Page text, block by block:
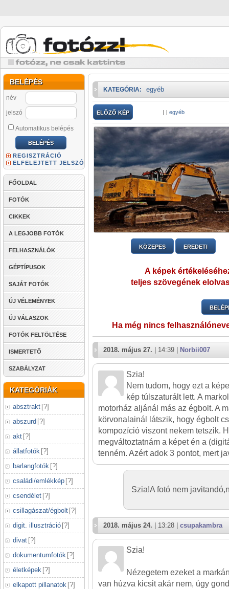
BELÉPÉS
név
jelszó
Automatikus belépés
REGISZTRÁCIÓ
ELFELEJTETT JELSZÓ
FŐOLDAL
FOTÓK
CIKKEK
A LEGJOBB FOTÓK
FELHASZNÁLÓK
GÉPTÍPUSOK
SAJÁT FOTÓK
ÚJ VÉLEMÉNYEK
ÚJ VÁLASZOK
FOTÓK FELTÖLTÉSE
ISMERTETŐ
SZABÁLYZAT
KATEGÓRIÁK
absztrakt [?]
abszurd [?]
akt [?]
állatfotók [?]
barlangfotók [?]
családi/emlékkép [?]
csendélet [?]
csillagászat/égbolt [?]
digit. illusztráció [?]
divat [?]
dokumentumfotók [?]
életképek [?]
elkapott pillanatok [?]
KATEGÓRIA: egyéb
ELŐZŐ KÉP | | egyéb
KÖZEPES EREDETI
A képek
teljes szövegének
Ha még nincs
2018. május 27. | 14:39 | Norbii007
Szia!
Nem tudom, hogy ezt a
kép túlszaturált lett. A
motorház aljánál más az égbolt. A
körvonalainál látszik, hogy égbolt
kompozíció viszont nekem tetszik.
megváltoztatnám a képet én a
tenném. Azért adok 3 pontot, mert
Szia!A fotó nem
2018. május 24. | 13:28 | csupakambra
Szia!
Nézegetem ezeket a
van húzva kicsit akár nem, úgy